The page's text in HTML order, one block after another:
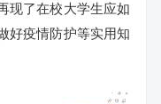
现了在校大学生应如
好疫情防护等实用知